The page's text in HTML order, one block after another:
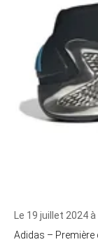
Le 19 juillet 2024
Adidas – Première